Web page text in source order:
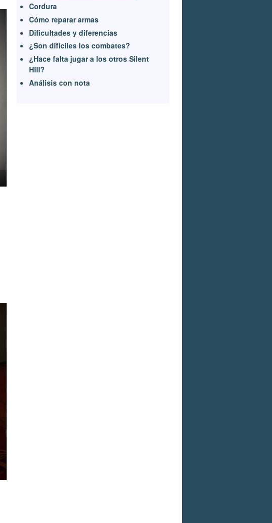
Cordura
Cómo reparar armas
Dificultades y diferencias
¿Son difíciles los combates?
¿Hace falta jugar a los otros Silent
Hill?
Análisis con nota